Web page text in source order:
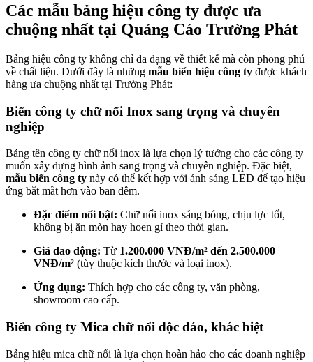
Các mẫu bảng hiệu công ty được ưa
chuộng nhất tại Quảng Cáo Trường Phát
Bảng hiệu công ty không chỉ đa dạng về thiết kế mà còn phong phú
về chất liệu. Dưới đây là những mẫu biển hiệu công ty được khách
hàng ưa chuộng nhất tại Trường Phát:
Biển công ty chữ nổi Inox sang trọng và chuyên
nghiệp
Bảng tên công ty chữ nổi inox là lựa chọn lý tưởng cho các công ty
muốn xây dựng hình ảnh sang trọng và chuyên nghiệp. Đặc biệt,
mẫu biển công ty này có thể kết hợp với ánh sáng LED để tạo hiệu
ứng bắt mắt hơn vào ban đêm.
Đặc điểm nổi bật: Chữ nổi inox sáng bóng, chịu lực tốt,
không bị ăn mòn hay hoen gỉ theo thời gian.
Giá dao động: Từ 1.200.000 VNĐ/m² đến 2.500.000
VNĐ/m² (tùy thuộc kích thước và loại inox).
Ứng dụng: Thích hợp cho các công ty, văn phòng,
showroom cao cấp.
Biển công ty Mica chữ nổi độc đáo, khác biệt
Bảng hiệu mica chữ nổi là lựa chọn hoàn hảo cho các doanh nghiệp